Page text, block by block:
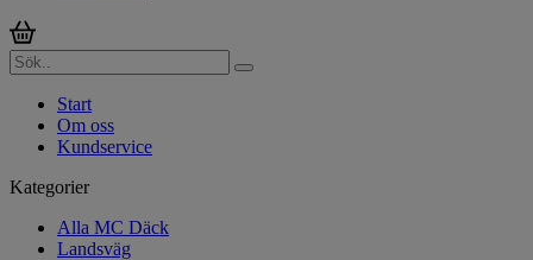
Start
Om oss
Kundservice
Kategorier
Alla MC Däck
Landsväg